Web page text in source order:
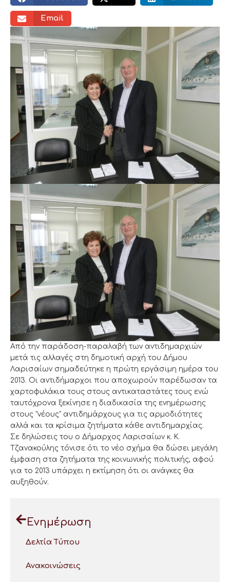
Email
Από την παράδοση-παραλαβή των αντιδημαρχιών
μετά τις αλλαγές στη δημοτική αρχή του Δήμου
Λαρισαίων σημαδεύτηκε η πρώτη εργάσιμη ημέρα του
2013. Οι αντιδήμαρχοι που αποχωρούν παρέδωσαν τα
χαρτοφυλάκια τους στους αντικαταστάτες τους ενώ
ταυτόχρονα ξεκίνησε η διαδικασία της ενημέρωσης
στους "νέους" αντιδημάρχους για τις αρμοδιότητες
αλλά και τα κρίσιμα ζητήματα κάθε αντιδημαρχίας.
Σε δηλώσεις του ο Δήμαρχος Λαρισαίων κ. Κ.
Τζανακούλης τόνισε ότι το νέο σχήμα θα δώσει μεγάλη
έμφαση στα ζητήματα της κοινωνικής πολιτικής, αφού
για το 2013 υπάρχει η εκτίμηση ότι οι ανάγκες θα
αυξηθούν.
Ενημέρωση
Δελτία Τύπου
Ανακοινώσεις